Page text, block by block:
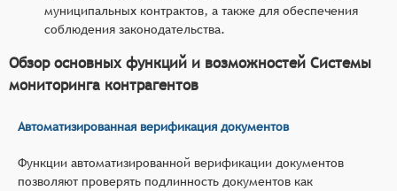
муниципальных контрактов, а также для обеспечения
соблюдения законодательства.
Обзор основных функций и возможностей Системы
мониторинга контрагентов
Автоматизированная верификация документов
Функции автоматизированной верификации документов
позволяют проверять подлинность документов как